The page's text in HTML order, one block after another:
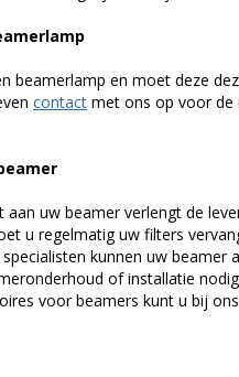
beamerlamp en moet deze
contact met ons op voor de
aan uw beamer verlengt de
u regelmatig uw filters
kunnen uw beamer
of installatie
voor beamers kunt u bij